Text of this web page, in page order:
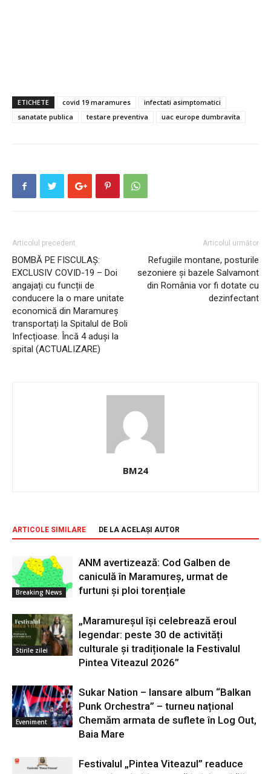
ETICHETE covid 19 maramures
infectati asimptomatici
sanatate publica
testare preventiva uac europe dumbravita
Articolul precedent
BOMBĂ PE FISCULAȘ:
EXCLUSIV COVID-19 – Doi
angajați cu funcții de
conducere la o mare unitate
economică din Maramureș
transportați la Spitalul de Boli
Infecțioase. Încă 4 aduși la
spital (ACTUALIZARE)
Articolul următor
Refugiile montane, posturile
sezoniere și bazele Salvamont
din România vor fi dotate cu
dezinfectant
BM24
ARTICOLE SIMILARE DE LA ACELAȘI AUTOR
Breaking News
ANM avertizează: Cod Galben de
caniculă în Maramureș, urmat de
furtuni și ploi torențiale
Stirile zilei
„Maramureșul își celebrează eroul
legendar: peste 30 de activități
culturale și tradiționale la Festivalul
Pintea Viteazul 2026”
Eveniment
Sukar Nation – lansare album “Balkan
Punk Orchestra” – turneu național
Chemăm armata de suflete în Log Out,
Baia Mare
Festivalul „Pintea Viteazul” readuce